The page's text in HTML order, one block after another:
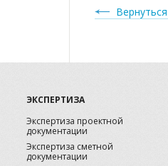
ЭКСПЕРТИЗА
Экспертиза проектной
документации
Экспертиза сметной
документации